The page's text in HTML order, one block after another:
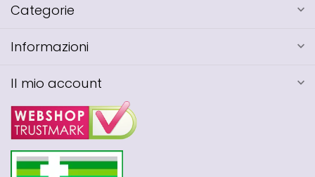
Categorie
Informazioni
Il mio account